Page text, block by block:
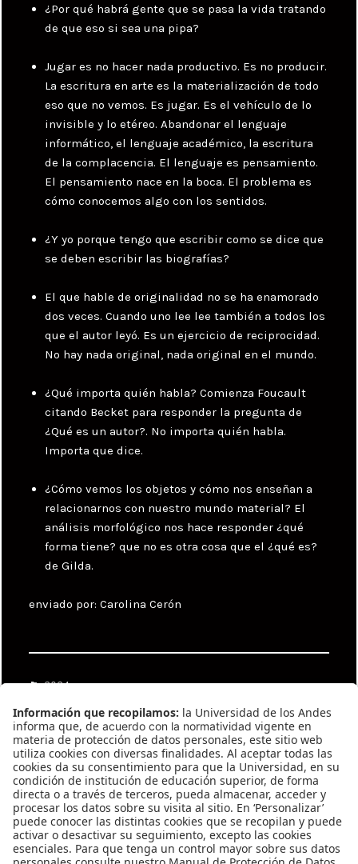
¿Por qué habrá gente que se pasa la vida tratando
de que eso si sea una pipa?
Jugar es no hacer nada productivo. Es no producir.
La escritura en arte es la materialización de todo
eso que no vemos. Es jugar. Es el vehículo de lo
invisible y lo etéreo. Abandonar el lenguaje
informático, el lenguaje académico, la escritura
de la complacencia. El lenguaje es pensamiento.
El pensamiento nace en la boca. El problema es
cómo conocemos algo con los sentidos.
¿Y yo porque tengo que escribir como se dice que
se deben escribir las biografías?
El que hable de originalidad no se ha enamorado
dos veces. Cuando uno lee lee también a todos los
que el autor leyó. Es un ejercicio de reciprocidad.
No hay nada original, nada original en el mundo.
¿Qué importa quién habla? Comienza Foucault
citando Becket para responder la pregunta de
¿Qué es un autor?. No importa quién habla.
Importa que dice.
¿Cómo vemos los objetos y cómo nos enseñan a
relacionarnos con nuestro mundo material? El
análisis morfológico nos hace responder ¿qué
forma tiene? que no es otra cosa que el ¿qué es?
de Gilda.
enviado por: Carolina Cerón
Categories
2024
Tags
Carolina Cerón,Juan Mejía,Maria Antonia
Plata,Nicolás Barrera,Nicolás Gómez
Echeverri
Navegación
de
entradas
Previous
Previous
post:
González #564